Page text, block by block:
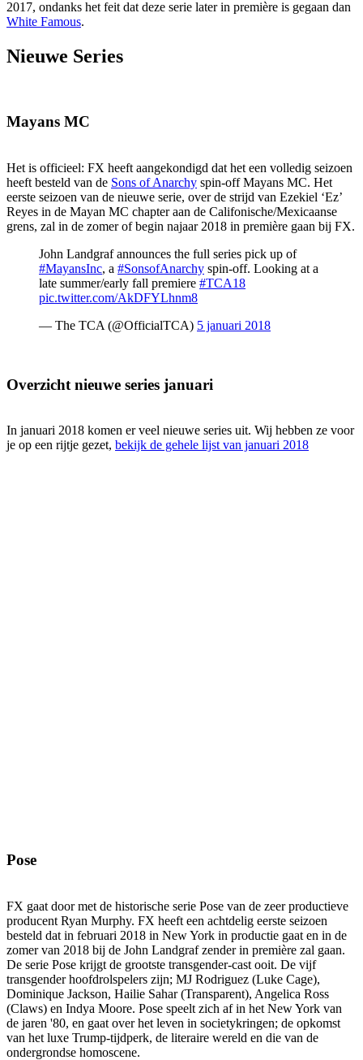
2017, ondanks het feit dat deze serie later in première is gegaan dan
White Famous.
Nieuwe Series
Mayans MC
Het is officieel: FX heeft aangekondigd dat het een volledig seizoen
heeft besteld van de Sons of Anarchy spin-off Mayans MC. Het
eerste seizoen van de nieuwe serie, over de strijd van Ezekiel ‘Ez’
Reyes in de Mayan MC chapter aan de Califonische/Mexicaanse
grens, zal in de zomer of begin najaar 2018 in première gaan bij FX.
John Landgraf announces the full series pick up of
#MayansInc, a #SonsofAnarchy spin-off. Looking at a
late summer/early fall premiere #TCA18
pic.twitter.com/AkDFYLhnm8
— The TCA (@OfficialTCA) 5 januari 2018
Overzicht nieuwe series januari
In januari 2018 komen er veel nieuwe series uit. Wij hebben ze voor
je op een rijtje gezet, bekijk de gehele lijst van januari 2018
Pose
FX gaat door met de historische serie Pose van de zeer productieve
producent Ryan Murphy. FX heeft een achtdelig eerste seizoen
besteld dat in februari 2018 in New York in productie gaat en in de
zomer van 2018 bij de John Landgraf zender in première zal gaan.
De serie Pose krijgt de grootste transgender-cast ooit. De vijf
transgender hoofdrolspelers zijn; MJ Rodriguez (Luke Cage),
Dominique Jackson, Hailie Sahar (Transparent), Angelica Ross
(Claws) en Indya Moore. Pose speelt zich af in het New York van
de jaren '80, en gaat over het leven in societykringen; de opkomst
van het luxe Trump-tijdperk, de literaire wereld en die van de
ondergrondse homoscene.